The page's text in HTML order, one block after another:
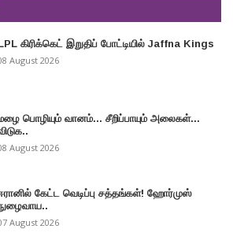
கிரிக்கெட் இறுதிப் போட்டியில் Jaffna Kings
August 2026
பொழியும் வானம்... சீறிப்பாயும் அலைகள்...
August 2026
கேட்ட வெடிப்பு சத்தங்கள்! ஹோர்முஸ்
August 2026